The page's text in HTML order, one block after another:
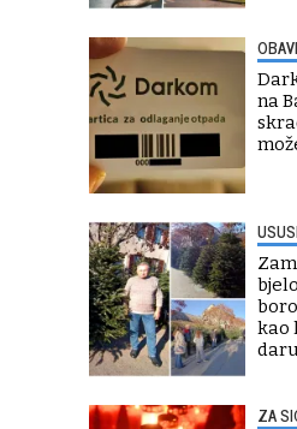
na
kao
ZA